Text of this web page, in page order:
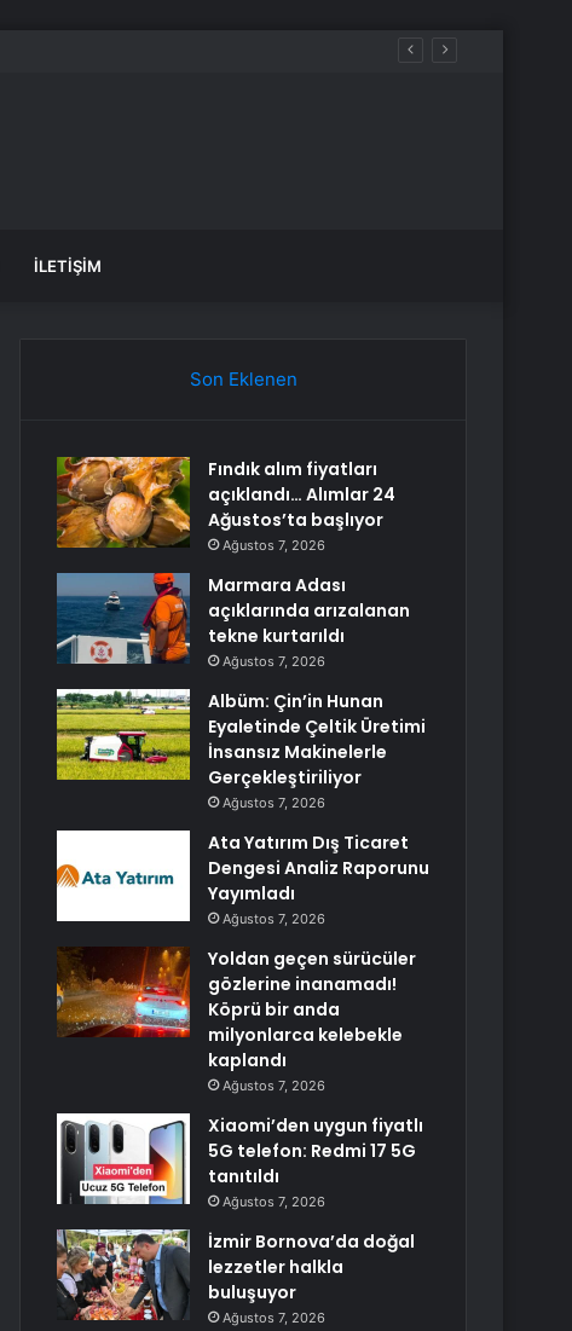
İLETIŞIM
Son Eklenen
Fındık alım fiyatları
açıklandı… Alımlar 24
Ağustos’ta başlıyor
Ağustos 7, 2026
Marmara Adası
açıklarında arızalanan
tekne kurtarıldı
Ağustos 7, 2026
Albüm: Çin’in Hunan
Eyaletinde Çeltik Üretimi
İnsansız Makinelerle
Gerçekleştiriliyor
Ağustos 7, 2026
Ata Yatırım Dış Ticaret
Dengesi Analiz Raporunu
Yayımladı
Ağustos 7, 2026
Yoldan geçen sürücüler
gözlerine inanamadı!
Köprü bir anda
milyonlarca kelebekle
kaplandı
Ağustos 7, 2026
Xiaomi’den uygun fiyatlı
5G telefon: Redmi 17 5G
tanıtıldı
Ağustos 7, 2026
İzmir Bornova’da doğal
lezzetler halkla
buluşuyor
Ağustos 7, 2026